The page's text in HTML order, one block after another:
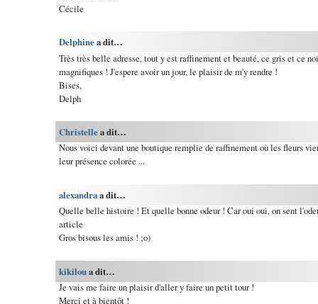
Cécile
Delphinea dit…
Très très belle adresse, tout y est raffinement et beauté, ce gris et ce
magnifiques ! J'espere avoir un jour, le plaisir de m'y rendre !
Bises,
Delph
Christellea dit…
Nous voici devant une boutique remplie de raffinement où les fleurs
leur présence colorée ...
alexandraa dit…
Quelle belle histoire ! Et quelle bonne odeur ! Car oui oui, on sent
article
Gros bisous les amis ! ;o)
kikiloua dit…
Je vais me faire un plaisir d'aller y faire un petit tour !
Merci et à bientôt !